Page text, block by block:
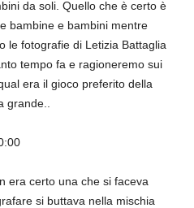
da soli. Quello che è certo è
bambine e bambini mentre
le fotografie di Letizia Battaglia
tempo fa e ragioneremo sui
era il gioco preferito della
era certo una che si faceva
si buttava nella mischia